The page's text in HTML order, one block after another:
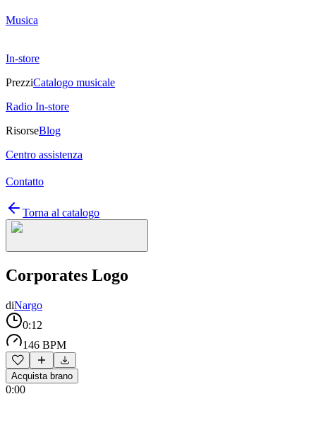
Musica
In-store
PrezziCatalogo musicale
Radio In-store
RisorseBlog
Centro assistenza
Contatto
Torna al catalogo
Corporates Logo
diNargo
0:12
146 BPM
Acquista brano
0:00